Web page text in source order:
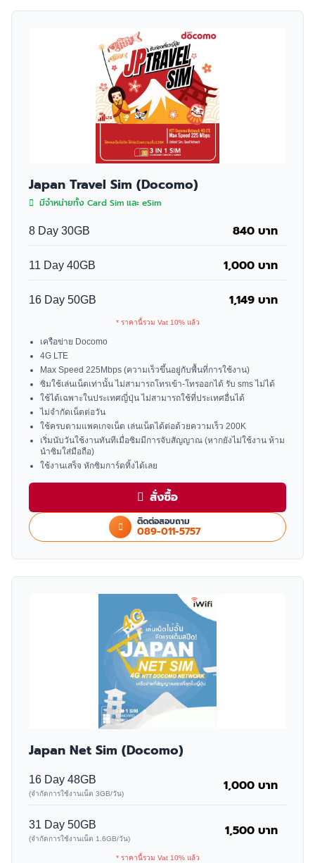
Japan Travel Sim (Docomo)
มีจำหน่ายทั้ง Card Sim และ eSim
8 Day 30GB 840 บาท
11 Day 40GB 1,000 บาท
16 Day 50GB 1,149 บาท
* ราคานี้รวม Vat 10% แล้ว
เครือข่าย Docomo
4G LTE
Max Speed 225Mbps (ความเร็วขึ้นอยู่กับพื้นที่การใช้งาน)
ซิมใช้เล่นเน็ตเท่านั้น ไม่สามารถโทรเข้า-โทรออกได้ รับ sms ไม่ได้
ใช้ได้เฉพาะในประเทศญี่ปุ่น ไม่สามารถใช้ที่ประเทศอื่นได้
ไม่จำกัดเน็ตต่อวัน
ใช้ครบตามแพคเกจเน็ต เล่นเน็ตได้ต่อด้วยความเร็ว 200K
เริ่มนับวันใช้งานทันทีเมื่อซิมมีการจับสัญญาณ (หากยังไม่ใช้งาน ห้าม
นำซิมใส่มือถือ)
ใช้งานเสร็จ หักซิมการ์ดทิ้งได้เลย
สั่งซื้อ
ติดต่อสอบถาม
089-011-5757
Japan Net Sim (Docomo)
16 Day 48GB
(จำกัดการใช้งานเน็ต 3GB/วัน) 1,000 บาท
31 Day 50GB
(จำกัดการใช้งานเน็ต 1.6GB/วัน) 1,500 บาท
* ราคานี้รวม Vat 10% แล้ว